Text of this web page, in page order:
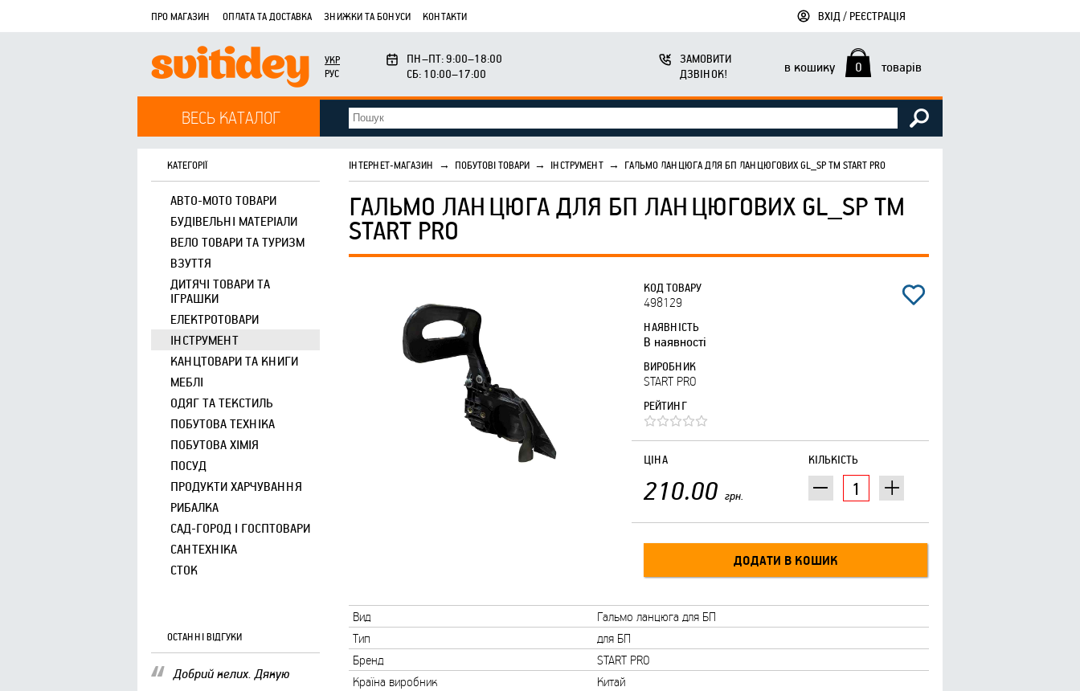
ПРО МАГАЗИН ОПЛАТА ТА ДОСТАВКА ЗНИЖКИ ТА БОНУСИ КОНТАКТИ ВХІД / РЕЄСТРАЦІЯ
УКР
РУС
ПН–ПТ: 9:00–18:00
СБ: 10:00–17:00
ЗАМОВИТИ
ДЗВІНОК!
в кошику 0 товарів
ВЕСЬ КАТАЛОГ
КАТЕГОРІЇ
АВТО-МОТО ТОВАРИ
БУДІВЕЛЬНІ МАТЕРІАЛИ
ВЕЛО ТОВАРИ ТА ТУРИЗМ
ВЗУТТЯ
ДИТЯЧІ ТОВАРИ ТА
ІГРАШКИ
ЕЛЕКТРОТОВАРИ
ІНСТРУМЕНТ
КАНЦТОВАРИ ТА КНИГИ
МЕБЛІ
ОДЯГ ТА ТЕКСТИЛЬ
ПОБУТОВА ТЕХНІКА
ПОБУТОВА ХІМІЯ
ПОСУД
ПРОДУКТИ ХАРЧУВАННЯ
РИБАЛКА
САД-ГОРОД І ГОСПТОВАРИ
САНТЕХНІКА
СТОК
ОСТАННІ ВІДГУКИ
Добрий келих. Дякую
ІНТЕРНЕТ-МАГАЗИН → ПОБУТОВІ ТОВАРИ → ІНСТРУМЕНТ → ГАЛЬМО ЛАНЦЮГА ДЛЯ БП ЛАНЦЮГОВИХ GL_SP ТМ START PRO
ГАЛЬМО ЛАНЦЮГА ДЛЯ БП ЛАНЦЮГОВИХ GL_SP ТМ
START PRO
КОД ТОВАРУ
498129
НАЯВНІСТЬ
В наявності
ВИРОБНИК
START PRO
РЕЙТИНГ
КІЛЬКІСТЬ
ЦІНА
210.00 грн.
Вид
Гальмо ланцюга для БП
Тип
для БП
Бренд
START PRO
Країна виробник
Китай